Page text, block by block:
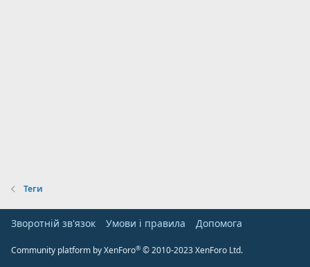
Теги
Зворотній зв'язок Умови і правила Дoпoмoга
Community platform by XenForo® © 2010-2023 XenForo Ltd.